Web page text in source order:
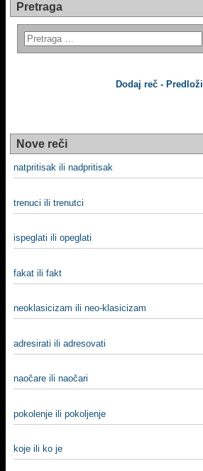
Pretraga
Dodaj reč - Predloži
Nove reči
natpritisak ili nadpritisak
trenuci ili trenutci
ispeglati ili opeglati
fakat ili fakt
neoklasicizam ili neo-klasicizam
adresirati ili adresovati
naočare ili naočari
pokolenje ili pokoljenje
koje ili ko je